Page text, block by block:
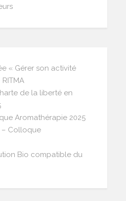
« Gérer son activité
de la liberté en
Aromathérapie 2025
– Colloque
Bio compatible du